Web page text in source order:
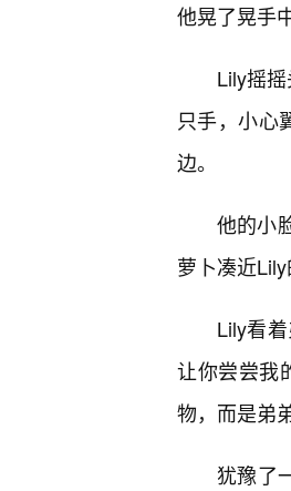
他晃了晃手
Lily摇
只手，小心
边。
他的小
萝卜凑近
Lily看
让你尝尝我
物，而是弟
犹豫了